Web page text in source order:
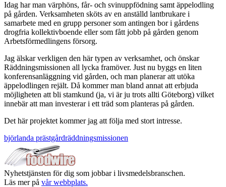
Idag har man värphöns, får- och svinuppfödning samt äppelodling
på gården. Verksamheten sköts av en anställd lantbrukare i
samarbete med en grupp personer som antingen bor i gårdens
drogfria kollektivboende eller som fått jobb på gården genom
Arbetsförmedlingens försorg.
Jag älskar verkligen den här typen av verksamhet, och önskar
Räddningsmissionen all lycka framöver. Just nu byggs en liten
konferensanläggning vid gården, och man planerar att utöka
äppelodlingen rejält. Då kommer man bland annat att erbjuda
möjligheten att bli stamkund (ja, vi är ju trots allti Göteborg) vilket
innebär att man investerar i ett träd som planteras på gården.
Det här projektet kommer jag att följa med stort intresse.
björlanda prästgårdräddningsmissionen
Nyhetstjänsten för dig som jobbar i livsmedelsbranschen.
Läs mer på vår webbplats.